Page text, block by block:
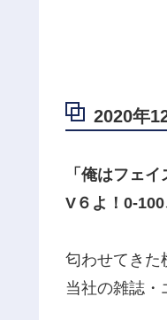
2020年
「俺はフェ
V６よ！0-
匂わせてきた
当社の雑誌・